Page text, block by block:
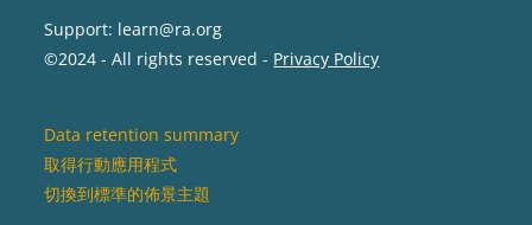
Support: learn@ra.org
©2024 - All rights reserved - Privacy Policy
Data retention summary
取得行動應用程式
切換到標準的佈景主題